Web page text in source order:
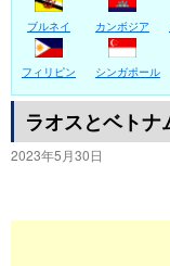
へ
ス
キ
ッ
ブルネイ カンボジア
フィリピン シンガポール
ラオスとベト
2023年5月30日